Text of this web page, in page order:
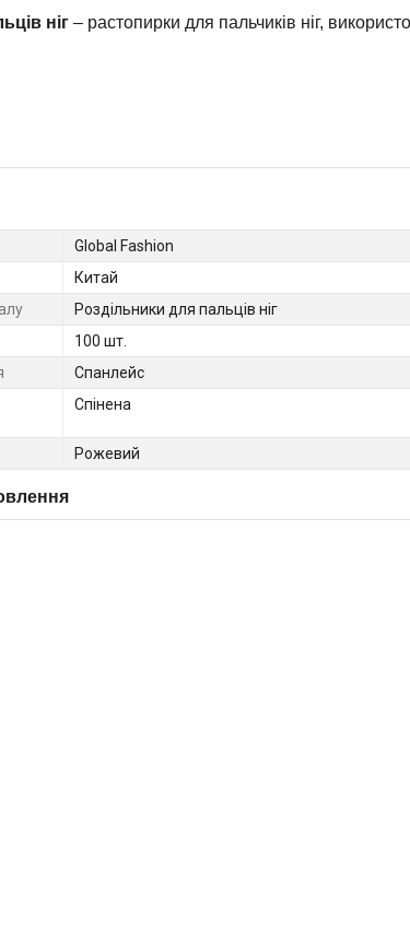
ніг – растопирки для пальчиків ніг,
Global Fashion
Китай
Роздільники для пальців ніг
100 шт.
Спанлейс
Спінена
Рожевий